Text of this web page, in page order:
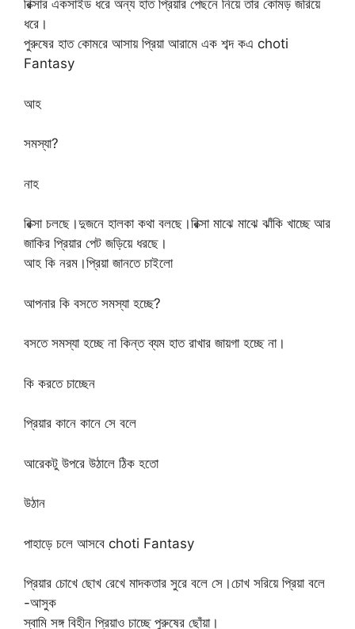
রিক্সার একসাইড ধরে অন্য হাত প্রিয়ার পেছনে নিয়ে তার কোমড় জরিয়ে
ধরে।
পুরুষের হাত কোমরে আসায় প্রিয়া আরামে এক শব্দ কএ choti
Fantasy
আহ
সমস্যা?
নাহ
রিক্সা চলছে।দুজনে হালকা কথা বলছে।রিক্সা মাঝে মাঝে ঝাঁকি খাচ্ছে আর
জাকির প্রিয়ার পেট জড়িয়ে ধরছে।
আহ কি নরম।প্রিয়া জানতে চাইলো
আপনার কি বসতে সমস্যা হচ্ছে?
বসতে সমস্যা হচ্ছে না কিন্ত ব্যম হাত রাখার জায়গা হচ্ছে না।
কি করতে চাচ্ছেন
প্রিয়ার কানে কানে সে বলে
আরেকটু উপরে উঠালে ঠিক হতো
উঠান
পাহাড়ে চলে আসবে choti Fantasy
প্রিয়ার চোখে ছোখ রেখে মাদকতার সুরে বলে সে।চোখ সরিয়ে প্রিয়া বলে
-আসুক
স্বামি সঙ্গ বিহীন প্রিয়াও চাচ্ছে পুরুষের ছোঁয়া।